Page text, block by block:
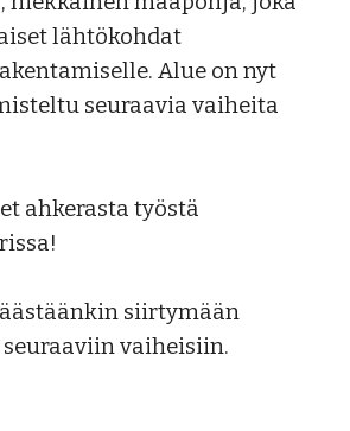
lähtökohdat
Alue on nyt
seuraavia vaiheita
ahkerasta työstä
siirtymään
vaiheisiin.